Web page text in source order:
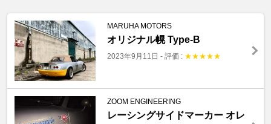
MARUHA MOTORS
オリジナル幌 Type-B
2023年9月11日 - 評価 : ★★★★★
ZOOM ENGINEERING
レーシングサイドマーカー オレ